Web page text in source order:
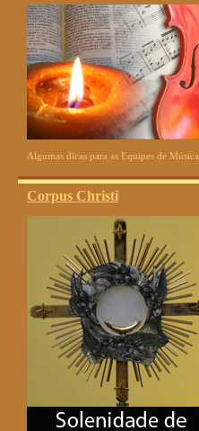
Algumas dicas para as Equipes de Música
Corpus Christi